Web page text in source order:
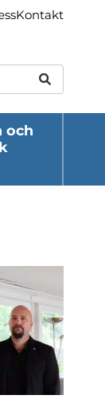
Kontakt
och
undermeny